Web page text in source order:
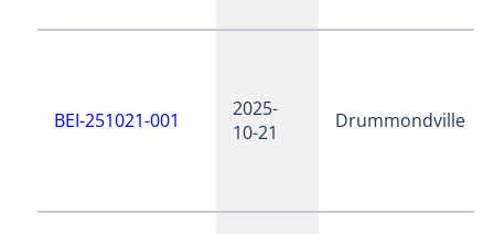
BEI-251021-001
2025-
10-21
Drummondville